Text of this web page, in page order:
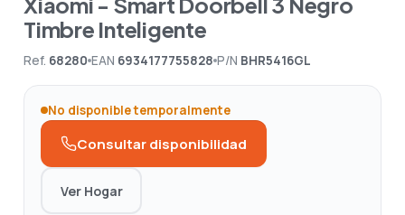
Timbre Inteligente
Ref. 68280 EAN 6934177755828 P/N BHR5416GL
No disponible temporalmente
Consultar disponibilidad
Ver Hogar